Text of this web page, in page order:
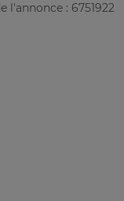
l'annonce : 6751922